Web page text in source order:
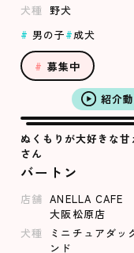
犬種
野犬
男の子
成犬
募集中
紹介
ぬくもりが大好きな甘
さん
バートン
店舗 ANELLA CAFE
大阪松原店
犬種
ミニチュアダッ
ンド